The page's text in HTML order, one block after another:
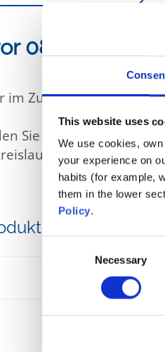
This website uses
We use cookies,
your experience on
habits (for example,
them in the lower
Policy.
Necessary
08" wird auf
im Zusammenhang mit
Sie sich an Ihren
handelt.
die Sie hier